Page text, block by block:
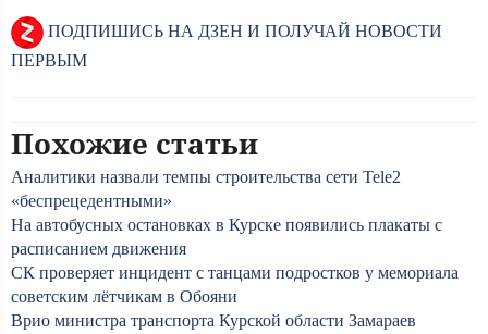
ПОДПИШИСЬ НА ДЗЕН И ПОЛУЧАЙ НОВОСТИ
ПЕРВЫМ
Похожие статьи
Аналитики назвали темпы строительства сети Tele2
«беспрецедентными»
На автобусных остановках в Курске появились плакаты с
расписанием движения
СК проверяет инцидент с танцами подростков у мемориала
советским лётчикам в Обояни
Врио министра транспорта Курской области Замараев